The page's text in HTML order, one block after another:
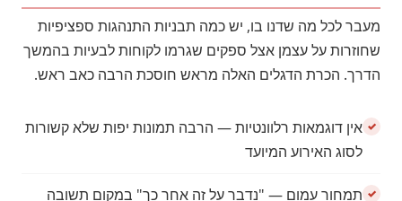
מעבר לכל מה שדנו בו, יש כמה תבניות התנהגות ספציפיות
שחוזרות על עצמן אצל ספקים שגרמו לקוחות לבעיות בהמשך
הדרך. הכרת הדגלים האלה מראש חוסכת הרבה כאב ראש.
אין דוגמאות רלוונטיות — הרבה תמונות יפות שלא קשורות
לסוג האירוע המיועד
תמחור עמום — "נדבר על זה אחר כך" במקום תשובה